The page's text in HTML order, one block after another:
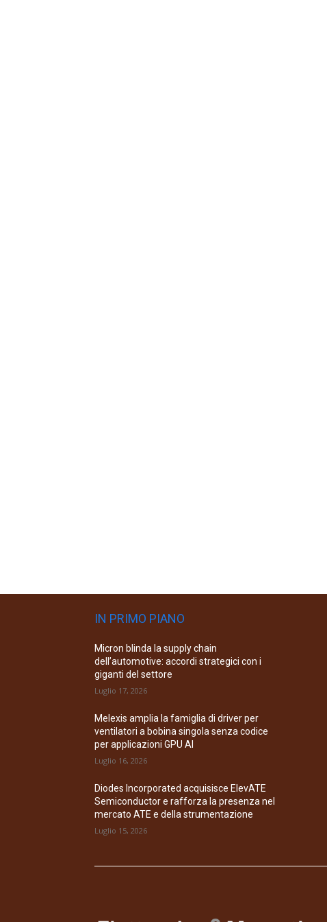
IN PRIMO PIANO
Micron blinda la supply chain
dell’automotive: accordi strategici con i
giganti del settore
Luglio 17, 2026
Melexis amplia la famiglia di driver per
ventilatori a bobina singola senza codice
per applicazioni GPU AI
Luglio 16, 2026
Diodes Incorporated acquisisce ElevATE
Semiconductor e rafforza la presenza nel
mercato ATE e della strumentazione
Luglio 15, 2026